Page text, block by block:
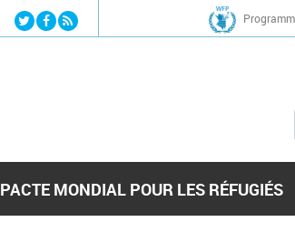
Jump to navigation
PACTE MONDIAL POUR LES RÉFUGIÉS